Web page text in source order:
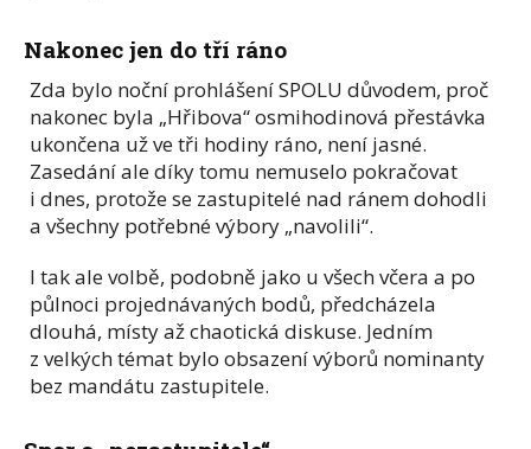
Nakonec jen do tří ráno
Zda bylo noční prohlášení SPOLU důvodem, proč
nakonec byla „Hřibova“ osmihodinová přestávka
ukončena už ve tři hodiny ráno, není jasné.
Zasedání ale díky tomu nemuselo pokračovat
i dnes, protože se zastupitelé nad ránem dohodli
a všechny potřebné výbory „navolili“.
I tak ale volbě, podobně jako u všech včera a po
půlnoci projednávaných bodů, předcházela
dlouhá, místy až chaotická diskuse. Jedním
z velkých témat bylo obsazení výborů nominanty
bez mandátu zastupitele.